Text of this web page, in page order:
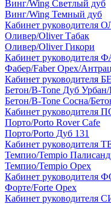
Винг/Wing Светлый дуб
Винг/Wing Темный дуб
Кабинет руководителя
Оливер/Oliver Табак
Оливер/Oliver Гикори
Кабинет руководителя
Фабер/Faber Орех/
Кабинет руководителя
Бетон/B-Tone Дуб
Бетон/B-Tone Сосна/
Кабинет руководителя
Порто/Porto Rover Cafe
Порто/Porto Дуб 131
Кабинет руководителя
Темпио/Tempio
Темпио/Tempio Орех
Кабинет руководителя
Форте/Forte Орех
Кабинет руководителя